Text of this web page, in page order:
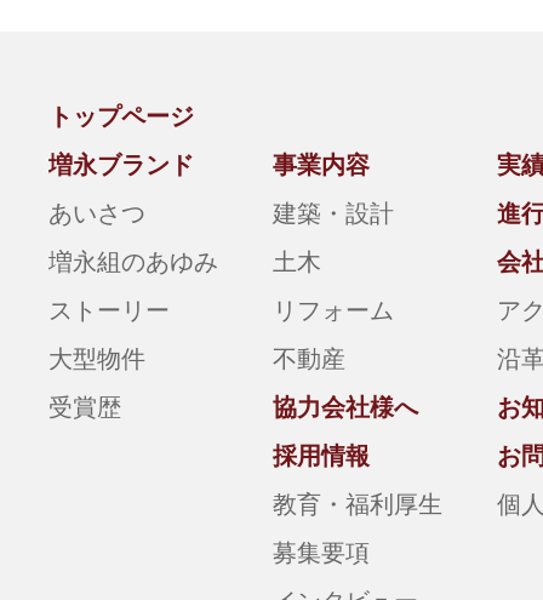
トップページ
増永ブランド
あいさつ
増永組のあゆみ
ストーリー
大型物件
受賞歴
事業内容
建築・設計
土木
リフォーム
不動産
実
進
会
ア
沿
協力会社様へ
採用情報
教育・福利厚生
募集要項
お
お
個